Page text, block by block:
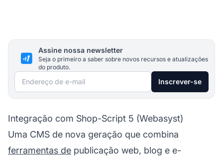
Assine nossa newsletter
Seja o primeiro a saber sobre novos recursos e atualizações
do produto.
Endereço de e-mail Inscrever-se
Integração com Shop-Script 5 (Webasyst)
Uma CMS de nova geração que combina
ferramentas de publicação web, blog e e-